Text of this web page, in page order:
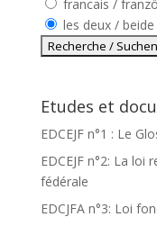
francais /
les deux / beide
Etudes et
EDCEJF n°1 : Le
EDCEJF n°2: La
fédérale
EDCJFA n°3: Loi